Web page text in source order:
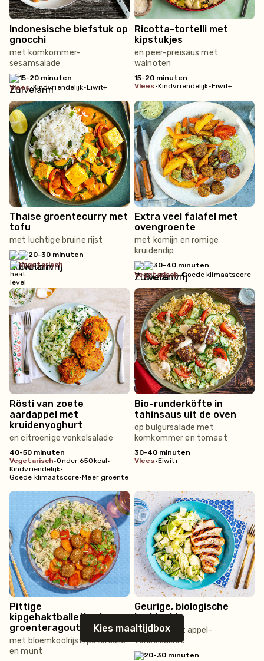
Indonesische biefstuk op
gnocchi
met komkommer-
sesamsalade
15-20 minuten
vlees•Kindvriendelijk•Eiwit+
Ricotta-tortelli met
kipstukjes
en peer-preisaus met
walnoten
15-20 minuten
vlees•Kindvriendelijk•Eiwit+
Thaise groentecurry met
tofu
met luchtige bruine rijst
20-30 minuten
vegetarisch
Extra veel falafel met
ovengroente
met komijn en romige
kruidendip
30-40 minuten
vegetarisch•Goede klimaatscore
Rösti van zoete
aardappel met
kruidenyoghurt
en citroenige venkelsalade
40-50 minuten
vegetarisch•Onder 650kcal•
Kindvriendelijk•
Goede klimaatscore•Meer groente
Bio-runderköfte in
tahinsaus uit de oven
op bulgursalade met
komkommer en tomaat
30-40 minuten
vlees•Eiwit+
Pittige
kipgehaktballetjes in
groenteragout
met bloemkoolrijst, peterselie
en munt
Geurige, biologische
kruidenkip
low carb met appel-
venkelsalade
20-30 minuten
Kies maaltijdbox